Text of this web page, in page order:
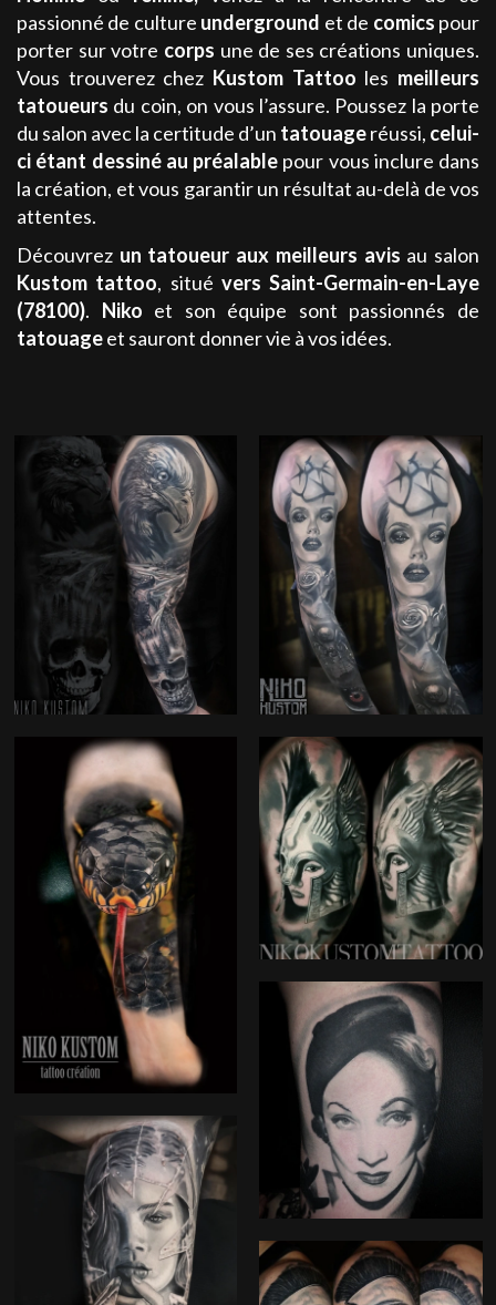
passionné de culture underground et de comics pour
porter sur votre corps une de ses créations uniques.
Vous trouverez chez Kustom Tattoo les meilleurs
tatoueurs du coin, on vous l’assure. Poussez la porte
du salon avec la certitude d’un tatouageréussi, celui-
ci étant dessiné au préalable pour vous inclure dans
la création, et vous garantir un résultat au-delà de vos
attentes.
Découvrez un tatoueur aux meilleurs avis au salon
Kustom tattoo, situé vers Saint-Germain-en-Laye
(78100). Niko et son équipe sont passionnés de
tatouageet sauront donner vie à vos idées.